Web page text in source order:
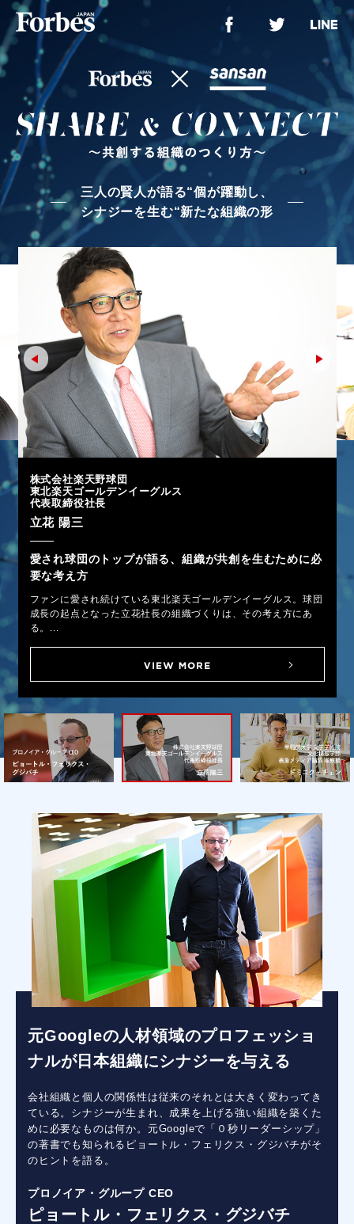
三人の賢人が語る“個が躍動し、
シナジーを生む“新たな組織の形
株式会社楽天野球団
東北楽天ゴールデンイーグルス
代表取締役社長
立花 陽三
愛され球団のトップが語る、組織が共創を生むために必
要な考え方
ファンに愛され続けている東北楽天ゴールデンイーグルス。球団
成長の起点となった立花社長の組織づくりは、その考え方にあ
る。...
元Googleの人材領域のプロフェッショ
ナルが日本組織にシナジーを与える
会社組織と個人の関係性は従来のそれとは大きく変わってき
ている。シナジーが生まれ、成果を上げる強い組織を築くた
めに必要なものは何か。元Googleで「０秒リーダーシップ」
の著書でも知られるピョートル・フェリクス・グジバチがそ
のヒントを語る。
プロノイア・グループ CEO
ピョートル・フェリクス・グジバチ